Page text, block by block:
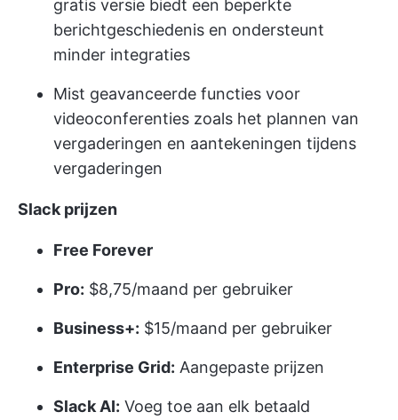
gratis versie biedt een beperkte
berichtgeschiedenis en ondersteunt
minder integraties
Mist geavanceerde functies voor
videoconferenties zoals het plannen van
vergaderingen en aantekeningen tijdens
vergaderingen
Slack prijzen
Free Forever
Pro: $8,75/maand per gebruiker
Business+: $15/maand per gebruiker
Enterprise Grid: Aangepaste prijzen
Slack AI: Voeg toe aan elk betaald